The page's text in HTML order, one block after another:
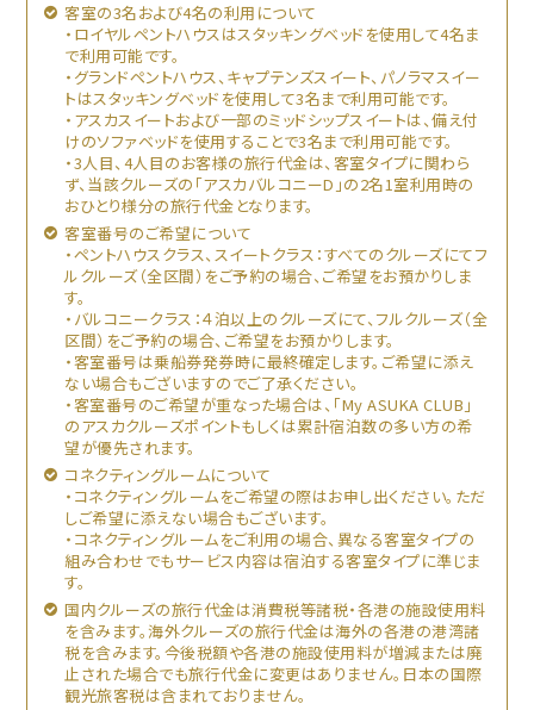
客室の3名および4名の利用について
・ロイヤルペントハウスはスタッキングベッドを使用して4名ま
で利用可能です。
・グランドペントハウス、キャプテンズスイート、パノラマスイー
トはスタッキングベッドを使用して3名まで利用可能です。
・アスカスイートおよび一部のミッドシップスイートは、備え付
けのソファベッドを使用することで3名まで利用可能です。
・3人目、4人目のお客様の旅行代金は、客室タイプに関わら
ず、当該クルーズの「アスカバルコニーD」の2名1室利用時の
おひとり様分の旅行代金となります。
客室番号のご希望について
・ペントハウスクラス、スイートクラス：すべてのクルーズにてフ
ルクルーズ（全区間）をご予約の場合、ご希望をお預かりしま
す。
・バルコニークラス：４泊以上のクルーズにて、フルクルーズ（全
区間）をご予約の場合、ご希望をお預かりします。
・客室番号は乗船券発券時に最終確定します。ご希望に添え
ない場合もございますのでご了承ください。
・客室番号のご希望が重なった場合は、「My ASUKA CLUB」
のアスカクルーズポイントもしくは累計宿泊数の多い方の希
望が優先されます。
コネクティングルームについて
・コネクティングルームをご希望の際はお申し出ください。ただ
しご希望に添えない場合もございます。
・コネクティングルームをご利用の場合、異なる客室タイプの
組み合わせでもサービス内容は宿泊する客室タイプに準じま
す。
国内クルーズの旅行代金は消費税等諸税・各港の施設使用料
を含みます。海外クルーズの旅行代金は海外の各港の港湾諸
税を含みます。今後税額や各港の施設使用料が増減または廃
止された場合でも旅行代金に変更はありません。日本の国際
観光旅客税は含まれておりません。